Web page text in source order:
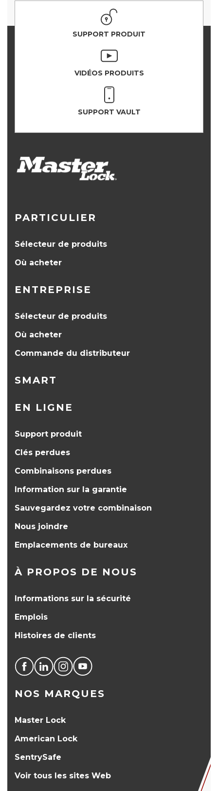
SUPPORT PRODUIT
VIDÉOS PRODUITS
SUPPORT VAULT
PARTICULIER
Sélecteur de produits
Où acheter
ENTREPRISE
Sélecteur de produits
Où acheter
Commande du distributeur
SMART
EN LIGNE
Support produit
Clés perdues
Combinaisons perdues
Information sur la garantie
Sauvegardez votre combinaison
Nous joindre
Emplacements de bureaux
À PROPOS DE NOUS
Informations sur la sécurité
Emplois
Histoires de clients
NOS MARQUES
Master Lock
American Lock
SentrySafe
Voir tous les sites Web